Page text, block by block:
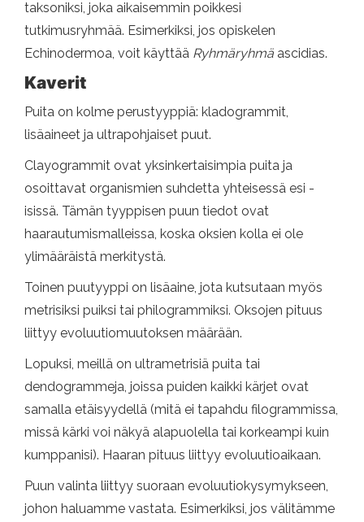
taksoniksi, joka aikaisemmin poikkesi
tutkimusryhmää. Esimerkiksi, jos opiskelen
Echinodermoa, voit käyttää Ryhmäryhmä ascidias.
Kaverit
Puita on kolme perustyyppiä: kladogrammit,
lisäaineet ja ultrapohjaiset puut.
Clayogrammit ovat yksinkertaisimpia puita ja
osoittavat organismien suhdetta yhteisessä esi -
isissä. Tämän tyyppisen puun tiedot ovat
haarautumismalleissa, koska oksien kolla ei ole
ylimääräistä merkitystä.
Toinen puutyyppi on lisäaine, jota kutsutaan myös
metrisiksi puiksi tai philogrammiksi. Oksojen pituus
liittyy evoluutiomuutoksen määrään.
Lopuksi, meillä on ultrametrisiä puita tai
dendogrammeja, joissa puiden kaikki kärjet ovat
samalla etäisyydellä (mitä ei tapahdu filogrammissa,
missä kärki voi näkyä alapuolella tai korkeampi kuin
kumppanisi). Haaran pituus liittyy evoluutioaikaan.
Puun valinta liittyy suoraan evoluutiokysymykseen,
johon haluamme vastata. Esimerkiksi, jos välitämme